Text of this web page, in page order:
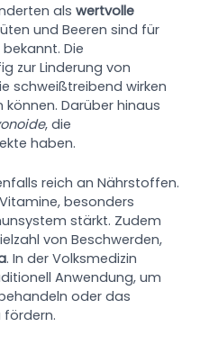
alswertvolle
und Beeren sind für
Die
zur Linderung von
schweißtreibend wirken
Darüber hinaus
, die
haben.
reich an Nährstoffen.
besonders
stärkt. Zudem
von Beschwerden,
. In der Volksmedizin
Anwendung, um
oder das
fördern.